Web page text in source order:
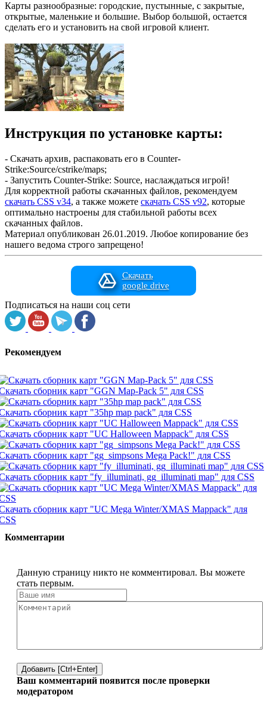
Карты разнообразные: городские, пустынные, с закрытые,
открытые, маленькие и большие. Выбор большой, остается
сделать его и установить на свой игровой клиент.
Инструкция по установке карты:
- Скачать архив, распаковать его в Counter-
Strike:Source/cstrike/maps;
- Запустить Counter-Strike: Source, наслаждаться игрой!
Для корректной работы скачанных файлов, рекомендуем
скачать CSS v34, а также можете скачать CSS v92, которые
оптимально настроены для стабильной работы всех
скачанных файлов.
Материал опубликован 26.01.2019. Любое копирование без
нашего ведома строго запрещено!
Скачать
google drive
Подписаться на наши соц сети
Рекомендуем
сборник карт "GGN Map-Pack 5" для CSS
сборник карт "35hp map pack" для CSS
сборник карт "UC Halloween Mappack" для CSS
сборник карт "gg_simpsons Mega Pack!" для CSS
сборник карт "fy_illuminati, gg_illuminati map" для CSS
сборник карт "UC Mega Winter/XMAS Mappack" для
Комментарии
Данную страницу никто не комментировал. Вы можете
стать первым.
Добавить [Ctrl+Enter]
Ваш комментарий появится после проверки
модератором